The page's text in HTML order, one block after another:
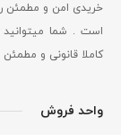
خریدی امن و مطمئن
است . شما میتوانید
کاملا قانونی و
واحد فروش